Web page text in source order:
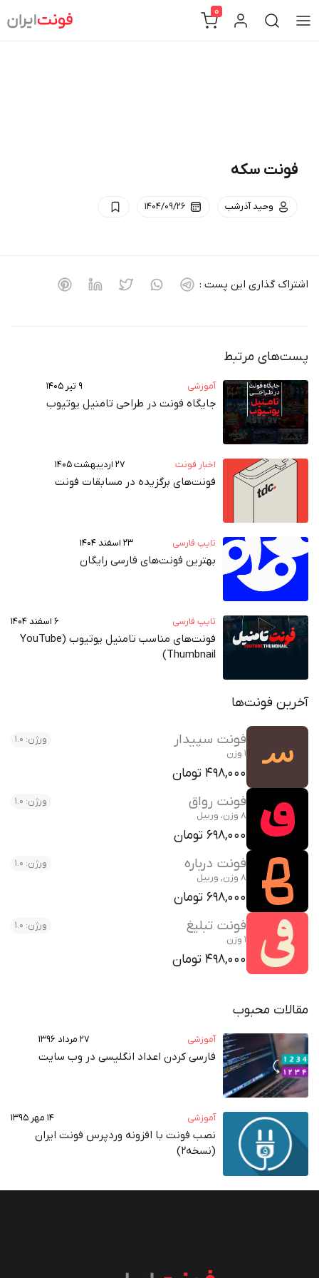
to
0
فونت سکه
وحید آذرشب ۱۴۰۴/۰۹/۲۶
اشتراک گذاری این پست :
پست‌های مرتبط
آموزشی ۹ تیر ۱۴۰۵
جایگاه فونت در طراحی تامنیل یوتیوب
اخبار فونت ۲۷ اردیبهشت ۱۴۰۵
فونت‌های برگزیده در مسابقات فونت
تایپ فارسی ۲۳ اسفند ۱۴۰۴
بهترین فونت‌های فارسی رایگان
تایپ فارسی ۶ اسفند ۱۴۰۴
فونت‌های مناسب تامنیل یوتیوب (YouTube
Thumbnail)
آخرین فونت‌ها
فونت سپیدار
ورژن: 1.0
1 وزن
498,000 تومان
فونت رواق
ورژن: 1.0
8 وزن، وریبل
698,000 تومان
فونت درباره
ورژن: 1.0
8 وزن, وریبل
698,000 تومان
فونت تبلیغ
ورژن: 1.0
1 وزن
498,000 تومان
مقالات محبوب
آموزشی ۲۷ مرداد ۱۳۹۶
فارسی کردن اعداد انگلیسی در وب‌ سایت
آموزشی ۱۴ مهر ۱۳۹۵
نصب فونت با افزونه وردپرس فونت ایران
(نسخه2)